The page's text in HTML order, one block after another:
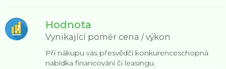
Hodnota
Vynikající poměr cena / výkon
Při nákupu vás přesvědčí konkurenceschopná
nabídka financování či leasingu.